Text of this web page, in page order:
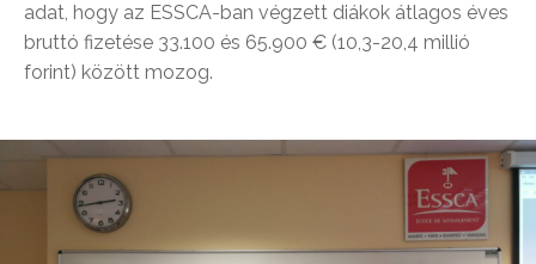
adat, hogy az ESSCA-ban végzett diákok átlagos éves
bruttó fizetése 33.100 és 65.900 € (10,3-20,4 millió
forint) között mozog.